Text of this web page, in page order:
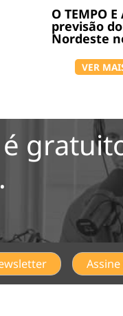
O TEMPO
previsão
Nordeste
VER